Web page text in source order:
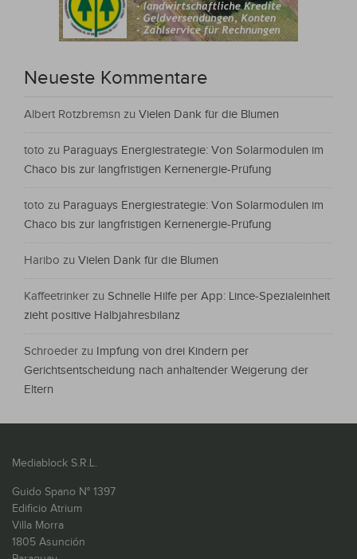
Neueste Kommentare
Albert Rotzbremsn zu Vielen Dank für die Blumen
toto zu Paraguays Energiestrategie: Von Solarmodulen im
Chaco bis zur langfristigen Kernenergie-Prüfung
toto zu Paraguays Energiestrategie: Von Solarmodulen im
Chaco bis zur langfristigen Kernenergie-Prüfung
Haribo zu Vielen Dank für die Blumen
Kaffeetrinker zu Schnelle Hilfe per App: Lince-Spezialeinheit
zieht positive Halbjahresbilanz
Schroeder zu Impfung von drei Kindern per
Gerichtsentscheidung nach anhaltender Weigerung der
Eltern
Mediablock S.R.L.
Guido Spano N° 1397
Edificio Atrium
Villa Morra
1805 Asunción